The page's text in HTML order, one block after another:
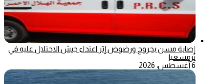
إصابة مسن بجروح ورضوض إثر اعتداء جيش الاحتلال عليه في
ترمسعيا
6 أغسطس، 2026